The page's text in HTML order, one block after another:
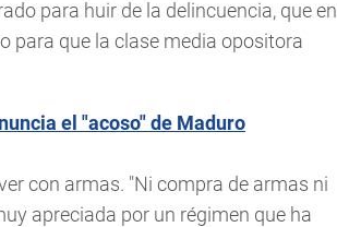
para huir de la delincuencia, que en
para que la clase media opositora
el "acoso" de Maduro
con armas. "Ni compra de armas ni
apreciada por un régimen que ha